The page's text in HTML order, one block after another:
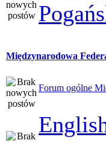
Międzynarodowa
Forum ogólne